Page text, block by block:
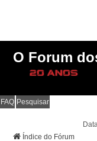
O Forum
FAQ Pesquisar
Índice do Fórum